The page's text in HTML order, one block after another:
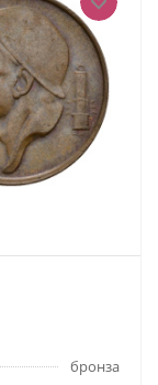
бронза